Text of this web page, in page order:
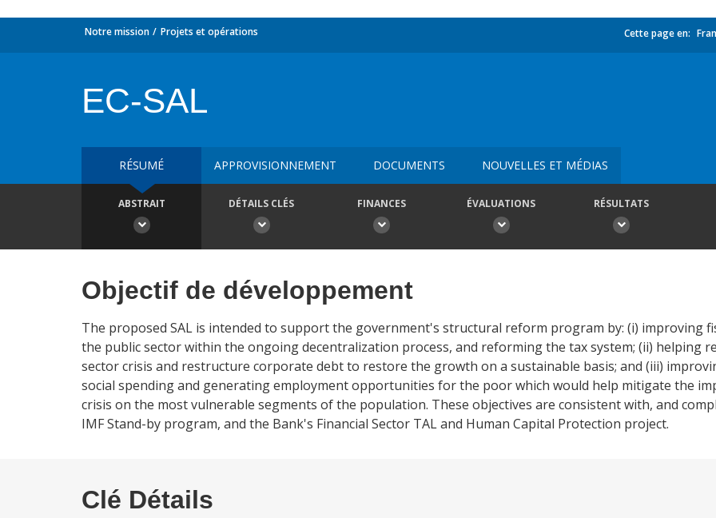
Notre mission Projets et opérations Cette page en:
EC-SAL
RÉSUMÉ APPROVISIONNEMENT DOCUMENTS NOUVELLES ET MÉDIAS
ABSTRAIT DÉTAILS CLÉS FINANCES ÉVALUATIONS RÉSULTATS
Objectif de développement
The proposed SAL is intended to support the government's structural reform program by: (i) improving
the public sector within the ongoing decentralization process, and reforming the tax system; (ii) helping
sector crisis and restructure corporate debt to restore the growth on a sustainable basis; and (iii)
social spending and generating employment opportunities for the poor which would help mitigate the
crisis on the most vulnerable segments of the population. These objectives are consistent with, and
IMF Stand-by program, and the Bank's Financial Sector TAL and Human Capital Protection project.
Clé Détails